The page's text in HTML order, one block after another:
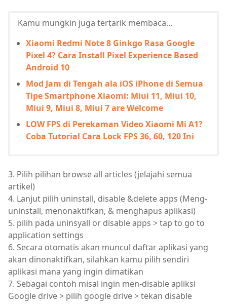
Kamu mungkin juga tertarik membaca...
Xiaomi Redmi Note 8 Ginkgo Rasa Google
Pixel 4? Cara Install Pixel Experience Based
Android 10
Mod Jam di Tengah ala iOS iPhone di Semua
Tipe Smartphone Xiaomi: Miui 11, Miui 10,
Miui 9, Miui 8, Miui 7 are Welcome
LOW FPS di Perekaman Video Xiaomi Mi A1?
Coba Tutorial Cara Lock FPS 36, 60, 120 Ini
3. Pilih pilihan browse all articles (jelajahi semua
artikel)
4. Lanjut pilih uninstall, disable &delete apps (Meng-
uninstall, menonaktifkan, & menghapus aplikasi)
5. pilih pada uninsyall or disable apps > tap to go to
application settings
6. Secara otomatis akan muncul daftar aplikasi yang
akan dinonaktifkan, silahkan kamu pilih sendiri
aplikasi mana yang ingin dimatikan
7. Sebagai contoh misal ingin men-disable apliksi
Google drive > pilih google drive > tekan disable